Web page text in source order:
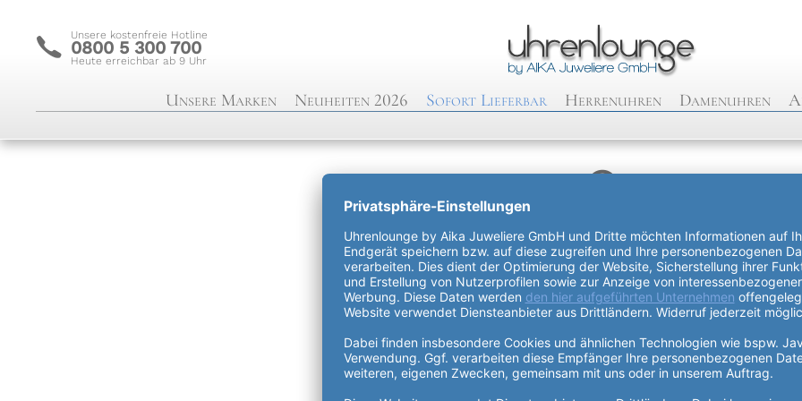
c Unsere kostenfreie Hotline
0800 5 300 700
Heute erreichbar ab 9 Uhr
Unsere Marken Neuheiten 2026 Sofort Lieferbar Herrenuhren Damenuhren
😔
Bitte entschuldigen Sie
Der Artikel wurde nicht (mehr) gefunden